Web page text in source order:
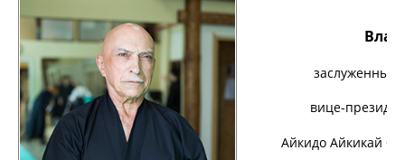
заслуженный
вице-президент
Айкидо Айкикай 6